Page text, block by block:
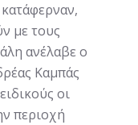
με τους
ανέλαβε ο
Καμπάς
οι
περιοχή